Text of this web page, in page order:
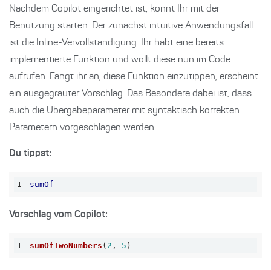
Nachdem Copilot eingerichtet ist, könnt Ihr mit der
Benutzung starten. Der zunächst intuitive Anwendungsfall
ist die Inline-Vervollständigung. Ihr habt eine bereits
implementierte Funktion und wollt diese nun im Code
aufrufen. Fangt ihr an, diese Funktion einzutippen, erscheint
ein ausgegrauter Vorschlag. Das Besondere dabei ist, dass
auch die Übergabeparameter mit syntaktisch korrekten
Parametern vorgeschlagen werden.
Du tippst:
1 sumOf
Vorschlag vom Copilot:
1 sumOfTwoNumbers ( 2 , 5 )